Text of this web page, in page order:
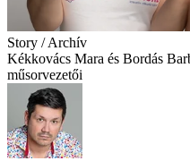
Story / Archív
Kékkovács Mara és Bordás
műsorvezetői